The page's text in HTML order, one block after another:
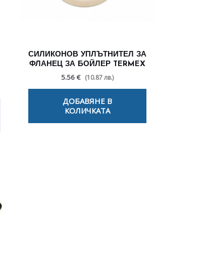
СИЛИКОНОВ УПЛЪТНИТЕЛ ЗА
ФЛАНЕЦ ЗА БОЙЛЕР TERMEX
5.56 € (10.87 лв.)
ДОБАВЯНЕ В
КОЛИЧКАТА